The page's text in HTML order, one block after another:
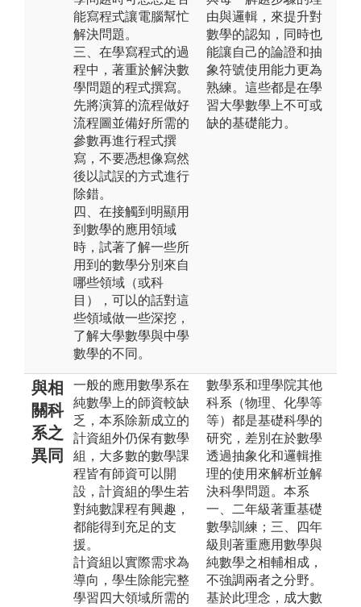
能寫程式讓電腦幫忙
解決問題。
三、在學寫程式的過
程中，著重於解決數
學問題的程式撰寫。
先將演算的流程做好
流程圖並備好所需的
參數再進行程式撰
寫，不要憑想像寫然
後以試誤的方式進行
除錯。
四、在接觸到明顯用
到數學的應用領域
時，試著了解一些所
用到的數學分別來自
哪些領域（或科
目），可以的話對這
些領域做一些深挖，
了解大學數學與中學
數學的不同。
由與邏輯，來提升對
數學的認知，同時也
能讓自己的論證和抽
象符號使用能力更為
熟練。這些都是在學
習大學數學上不可或
缺的基礎能力。
與相
關科
系之
異同
一般的應用數學系在
純數學上的師資較缺
乏，本系除新成立的
計資組外仍保有數學
組，大多數的數學課
程皆有師資可以開
設，計資組的學生若
對純數課程有興趣，
都能得到充足的支
援。
計資組以實際需求為
導向，學生除能完整
學習四大領域所需的
數學系和理學院其他
科系（物理、化學等
等）都是基礎科學的
研究，差別在於數學
透過抽象化和邏輯推
理的使用來解析並解
決科學問題。本系
一、二年級著重基礎
數學訓練；三、四年
級則著重應用數學與
純數學之相輔相成，
不強調兩者之分野。
基於此理念，成大數